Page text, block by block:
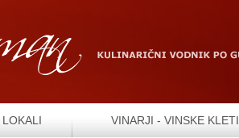
VINARJI - VINSKE KLETI